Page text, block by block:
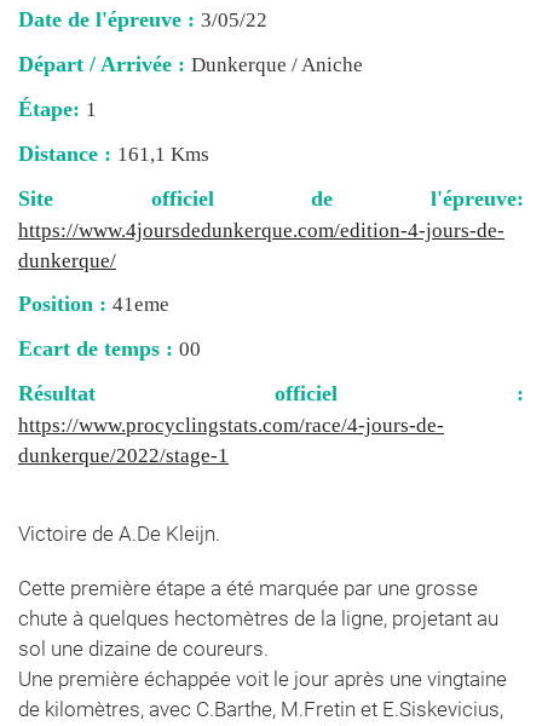
Date de l'épreuve : 3/05/22
Départ / Arrivée : Dunkerque / Aniche
Étape: 1
Distance : 161,1 Kms
Site officiel de l'épreuve:
https://www.4joursdedunkerque.com/edition-4-jours-de-
dunkerque/
Position : 41eme
Ecart de temps : 00
Résultat officiel :
https://www.procyclingstats.com/race/4-jours-de-
dunkerque/2022/stage-1
Victoire de A.De Kleijn.
Cette première étape a été marquée par une grosse
chute à quelques hectomètres de la ligne, projetant au
sol une dizaine de coureurs.
Une première échappée voit le jour après une vingtaine
de kilomètres, avec C.Barthe, M.Fretin et E.Siskevicius,